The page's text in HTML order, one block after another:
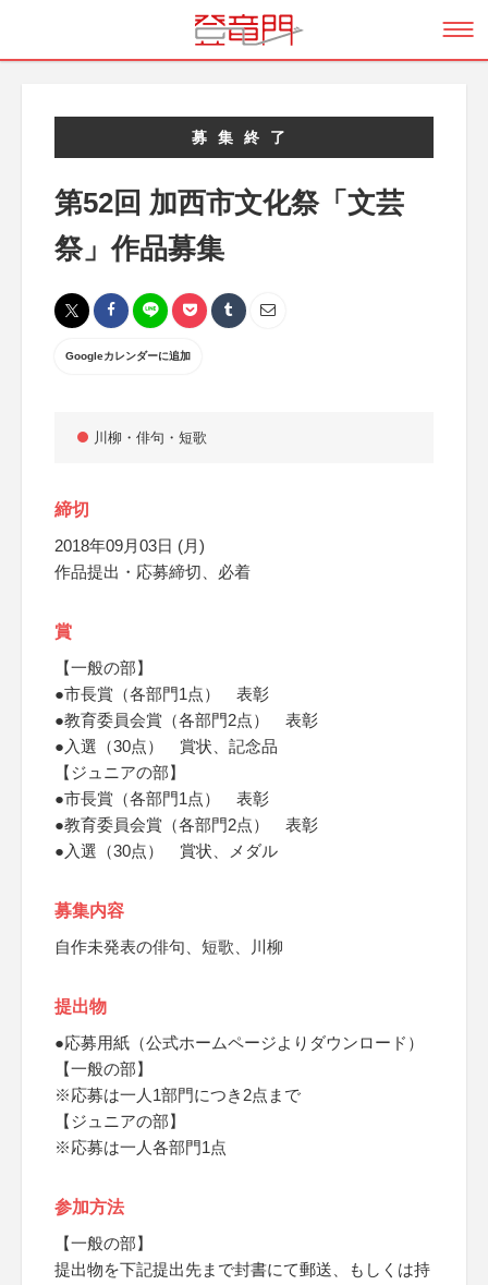
募集終了
第52回 加西市文化祭「文芸
祭」作品募集
Googleカレンダーに追加
川柳・俳句・短歌
締切
2018年09月03日 (月)
作品提出・応募締切、必着
賞
【一般の部】
●市長賞（各部門1点） 表彰
●教育委員会賞（各部門2点） 表彰
●入選（30点） 賞状、記念品
【ジュニアの部】
●市長賞（各部門1点） 表彰
●教育委員会賞（各部門2点） 表彰
●入選（30点） 賞状、メダル
募集内容
自作未発表の俳句、短歌、川柳
提出物
●応募用紙（公式ホームページよりダウンロード）
【一般の部】
※応募は一人1部門につき2点まで
【ジュニアの部】
※応募は一人各部門1点
参加方法
【一般の部】
提出物を下記提出先まで封書にて郵送、もしくは持